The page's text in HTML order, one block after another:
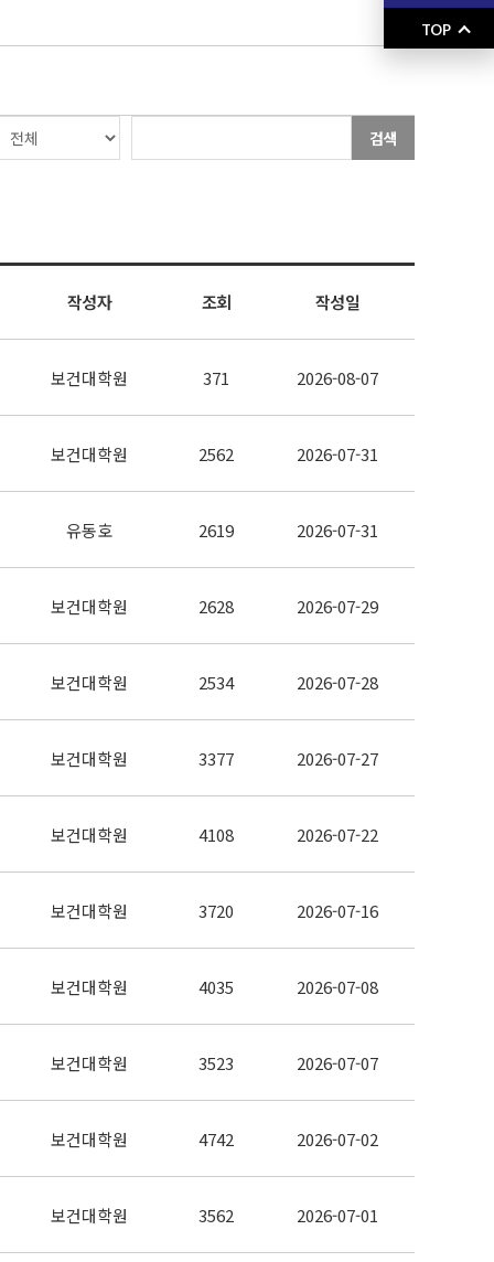
검색
작성자 조회 작성일
보건대학원 371 2026-08-07
보건대학원 2562 2026-07-31
유동호 2619 2026-07-31
보건대학원 2628 2026-07-29
보건대학원 2534 2026-07-28
보건대학원 3377 2026-07-27
보건대학원 4108 2026-07-22
보건대학원 3720 2026-07-16
보건대학원 4035 2026-07-08
보건대학원 3523 2026-07-07
보건대학원 4742 2026-07-02
보건대학원 3562 2026-07-01
TOP